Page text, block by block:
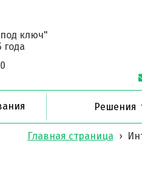
ключ"
года
Решения
Главная страница ›